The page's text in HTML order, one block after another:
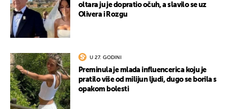
oltara ju je dopratio očuh, a slavilo se uz
Olivera i Rozgu
U 27. GODINI
Preminula je mlada influencerica koju je
pratilo više od milijun ljudi, dugo se borila s
opakom bolesti